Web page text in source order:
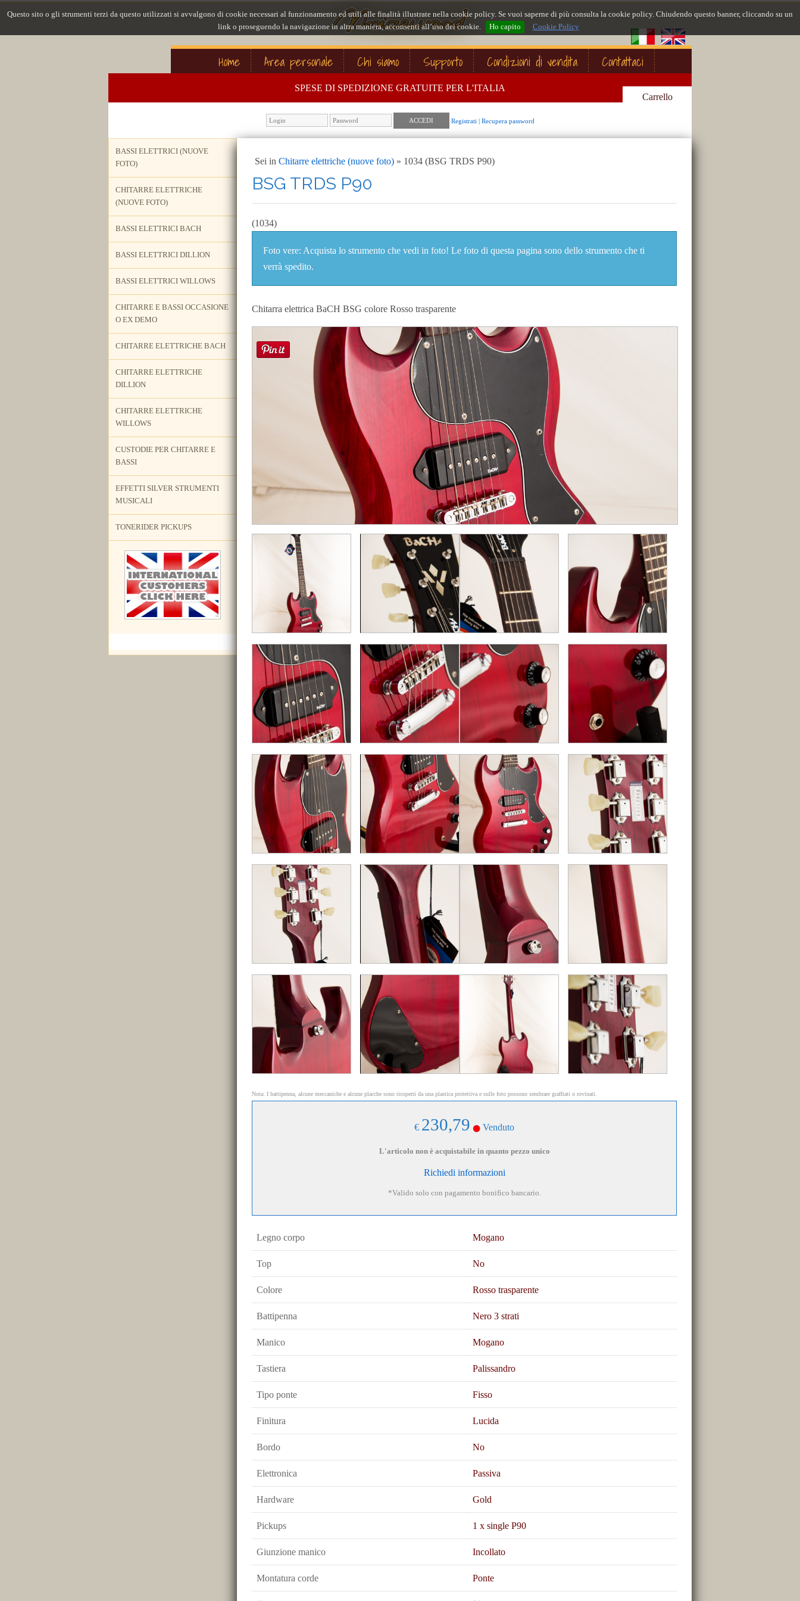
Questo sito o gli strumenti terzi da questo utilizzati si avvalgono di cookie necessari al funzionamento ed utili alle finalità illustrate nella cookie policy. Se vuoi saperne di più consulta la cookie policy. Chiudendo questo banner, cliccando su un
link o proseguendo la navigazione in altra maniera, acconsenti all’uso dei cookie.
Ho capito Cookie Policy
Home Area personale Chi siamo Supporto Condizioni di vendita Contattaci
Carrello
SPESE DI SPEDIZIONE GRATUITE PER L'ITALIA
Registrati | Recupera password
BASSI ELETTRICI (NUOVE
FOTO)
CHITARRE ELETTRICHE
(NUOVE FOTO)
BASSI ELETTRICI BACH
BASSI ELETTRICI DILLION
BASSI ELETTRICI WILLOWS
CHITARRE E BASSI OCCASIONE
O EX DEMO
CHITARRE ELETTRICHE BACH
CHITARRE ELETTRICHE
DILLION
CHITARRE ELETTRICHE
WILLOWS
CUSTODIE PER CHITARRE E
BASSI
EFFETTI SILVER STRUMENTI
MUSICALI
TONERIDER PICKUPS
Sei in Chitarre elettriche (nuove foto) » 1034 (BSG TRDS P90)
BSG TRDS P90
(1034)
Foto vere: Acquista lo strumento che vedi in foto! Le foto di questa pagina sono dello strumento che ti
verrà spedito.
Chitarra elettrica BaCH BSG colore Rosso trasparente
Nota: I battipenna, alcune meccaniche e alcune placche sono ricoperti da una plastica protettiva e sulle foto possono sembrare graffiati o rovinati.
€ 230,79 Venduto
L'articolo non è acquistabile in quanto pezzo unico
Richiedi informazioni
*Valido solo con pagamento bonifico bancario.
Legno corpo Mogano
Top No
Colore Rosso trasparente
Battipenna Nero 3 strati
Manico Mogano
Tastiera Palissandro
Tipo ponte Fisso
Finitura Lucida
Bordo No
Elettronica Passiva
Hardware Gold
Pickups 1 x single P90
Giunzione manico Incollato
Montatura corde Ponte